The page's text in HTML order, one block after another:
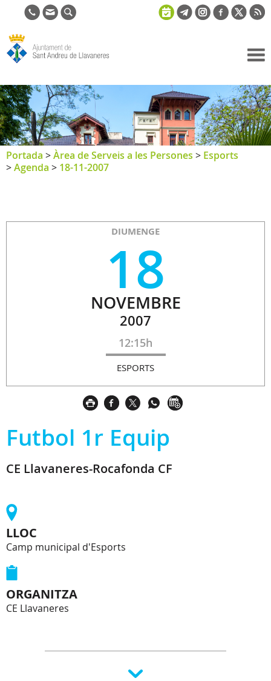
de Sant
Andreu de
Llavaneres
Portada >Àrea de Serveis a les Persones > Esports
>Agenda > 18-11-2007
DIUMENGE
18
NOVEMBRE
2007
12:15h
ESPORTS
Futbol 1r Equip
CE Llavaneres-Rocafonda CF
LLOC
Camp municipal d'Esports
ORGANITZA
CE Llavaneres